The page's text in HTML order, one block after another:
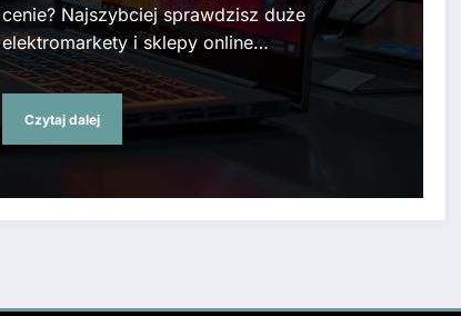
cenie? Najszybciej sprawdzisz duże
elektromarkety i sklepy online…
Czytaj dalej